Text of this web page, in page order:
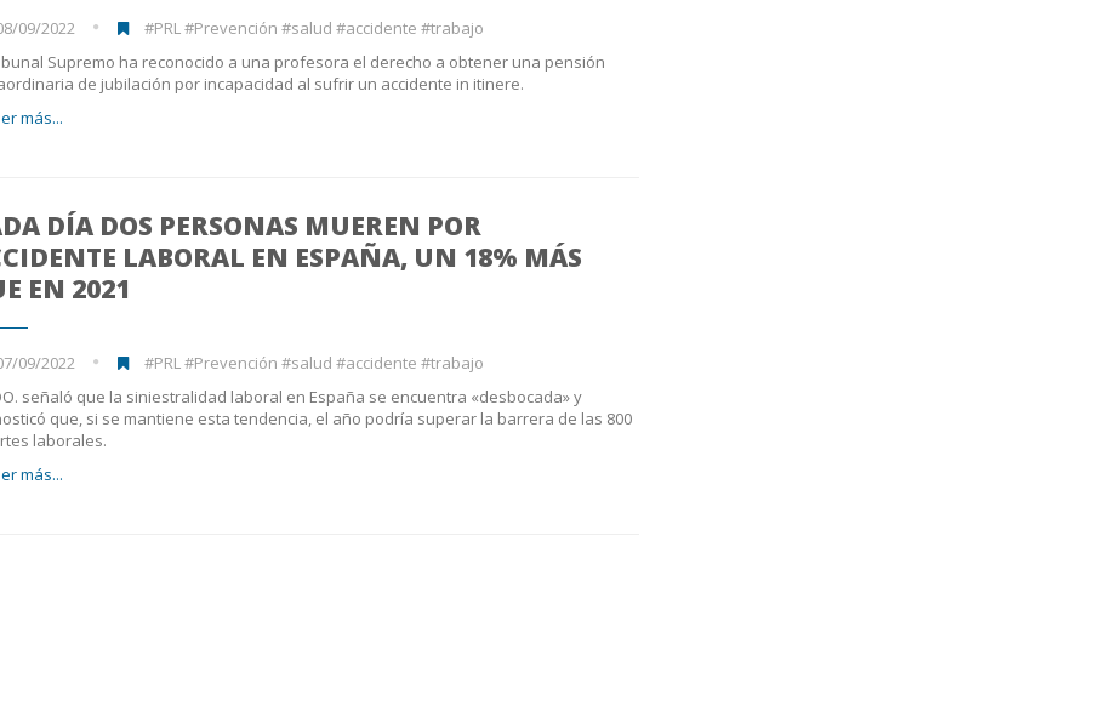
09/2022
#PRL #Prevención #salud #accidente #trabajo
Supremo ha reconocido a una profesora el derecho a obtener una pensión
de jubilación por incapacidad al sufrir un accidente in itinere.
más...
DÍA DOS PERSONAS MUEREN POR
LABORAL EN ESPAÑA, UN 18% MÁS
EN 2021
09/2022
#PRL #Prevención #salud #accidente #trabajo
señaló que la siniestralidad laboral en España se encuentra «desbocada» y
que, si se mantiene esta tendencia, el año podría superar la barrera de las 800
laborales.
más...